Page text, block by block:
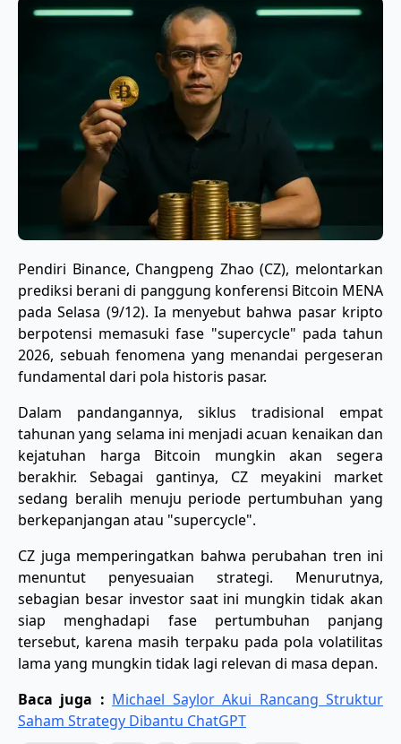
​Pendiri Binance, Changpeng Zhao (CZ), melontarkan
prediksi berani di panggung konferensi Bitcoin MENA
pada Selasa (9/12). Ia menyebut bahwa pasar kripto
berpotensi memasuki fase "supercycle" pada tahun
2026, sebuah fenomena yang menandai pergeseran
fundamental dari pola historis pasar.
Dalam pandangannya, siklus tradisional empat
tahunan yang selama ini menjadi acuan kenaikan dan
kejatuhan harga Bitcoin mungkin akan segera
berakhir. Sebagai gantinya, CZ meyakini market
sedang beralih menuju periode pertumbuhan yang
berkepanjangan atau "supercycle".
CZ juga memperingatkan bahwa perubahan tren ini
menuntut penyesuaian strategi. Menurutnya,
sebagian besar investor saat ini mungkin tidak akan
siap menghadapi fase pertumbuhan panjang
tersebut, karena masih terpaku pada pola volatilitas
lama yang mungkin tidak lagi relevan di masa depan.
Baca juga : Michael Saylor Akui Rancang Struktur
Saham Strategy Dibantu ChatGPT